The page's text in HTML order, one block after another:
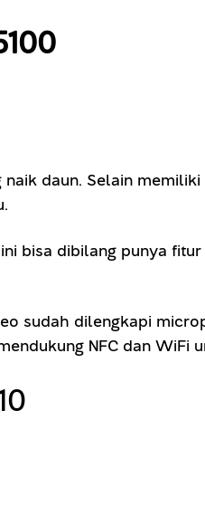
daun. Selain
bisa dibilang punya
sudah dilengkapi
NFC dan WiFi